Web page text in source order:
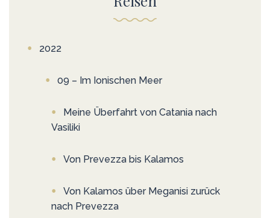
2022
09 – Im Ionischen Meer
Meine Überfahrt von Catania nach
Vasiliki
Von Prevezza bis Kalamos
Von Kalamos über Meganisi zurück
nach Prevezza